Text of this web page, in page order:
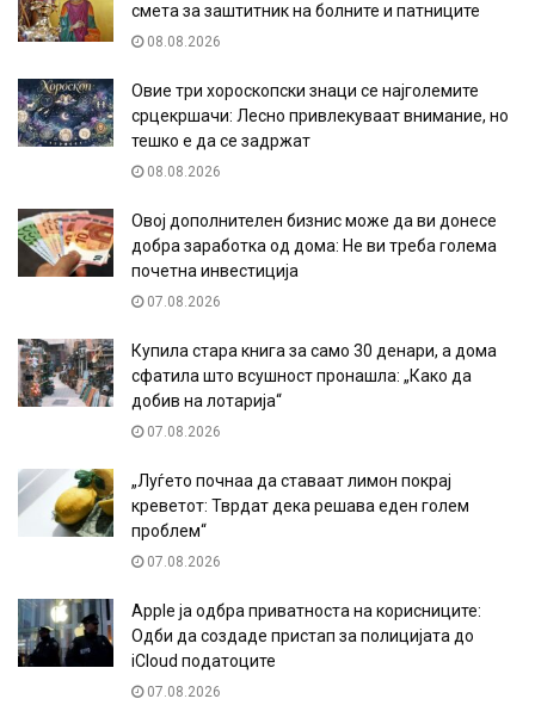
смета за заштитник на болните и патниците
08.08.2026
Овие три хороскопски знаци се најголемите
срцекршачи: Лесно привлекуваат внимание, но
тешко е да се задржат
08.08.2026
Овој дополнителен бизнис може да ви донесе
добра заработка од дома: Не ви треба голема
почетна инвестиција
07.08.2026
Купила стара книга за само 30 денари, а дома
сфатила што всушност пронашла: „Како да
добив на лотарија“
07.08.2026
„Луѓето почнаа да ставаат лимон покрај
креветот: Тврдат дека решава еден голем
проблем“
07.08.2026
Apple ја одбра приватноста на корисниците:
Одби да создаде пристап за полицијата до
iCloud податоците
07.08.2026